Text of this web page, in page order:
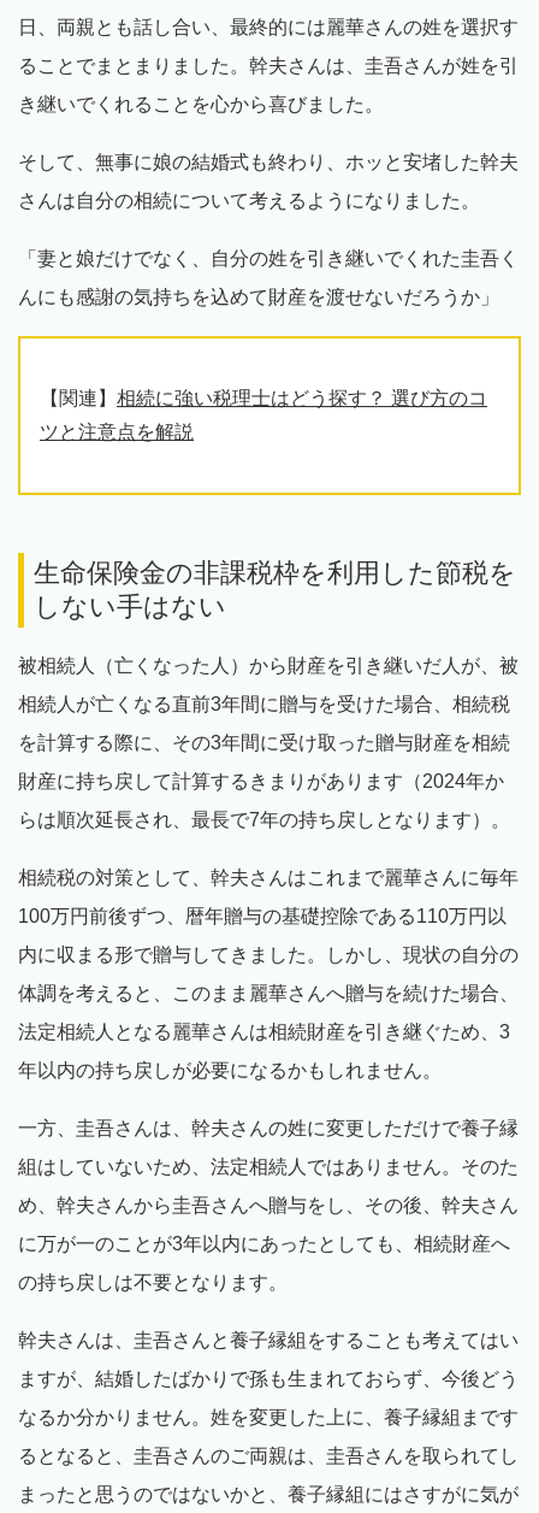
日、両親とも話し合い、最終的には麗華さんの姓を選択す
ることでまとまりました。幹夫さんは、圭吾さんが姓を引
き継いでくれることを心から喜びました。
そして、無事に娘の結婚式も終わり、ホッと安堵した幹夫
さんは自分の相続について考えるようになりました。
「妻と娘だけでなく、自分の姓を引き継いでくれた圭吾く
んにも感謝の気持ちを込めて財産を渡せないだろうか」
【関連】 相続に強い税理士はどう探す？ 選び方のコ
ツと注意点を解説
生命保険金の非課税枠を利用した節税を
しない手はない
被相続人（亡くなった人）から財産を引き継いだ人が、被
相続人が亡くなる直前3年間に贈与を受けた場合、相続税
を計算する際に、その3年間に受け取った贈与財産を相続
財産に持ち戻して計算するきまりがあります（2024年か
らは順次延長され、最長で7年の持ち戻しとなります）。
相続税の対策として、幹夫さんはこれまで麗華さんに毎年
100万円前後ずつ、暦年贈与の基礎控除である110万円以
内に収まる形で贈与してきました。しかし、現状の自分の
体調を考えると、このまま麗華さんへ贈与を続けた場合、
法定相続人となる麗華さんは相続財産を引き継ぐため、3
年以内の持ち戻しが必要になるかもしれません。
一方、圭吾さんは、幹夫さんの姓に変更しただけで養子縁
組はしていないため、法定相続人ではありません。そのた
め、幹夫さんから圭吾さんへ贈与をし、その後、幹夫さん
に万が一のことが3年以内にあったとしても、相続財産へ
の持ち戻しは不要となります。
幹夫さんは、圭吾さんと養子縁組をすることも考えてはい
ますが、結婚したばかりで孫も生まれておらず、今後どう
なるか分かりません。姓を変更した上に、養子縁組まです
るとなると、圭吾さんのご両親は、圭吾さんを取られてし
まったと思うのではないかと、養子縁組にはさすがに気が